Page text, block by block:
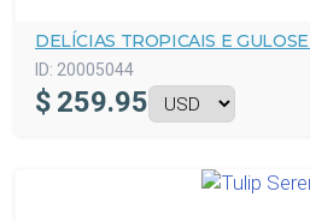
DELÍCIAS TROPICAIS E
ID: 20005044
$ 259.95